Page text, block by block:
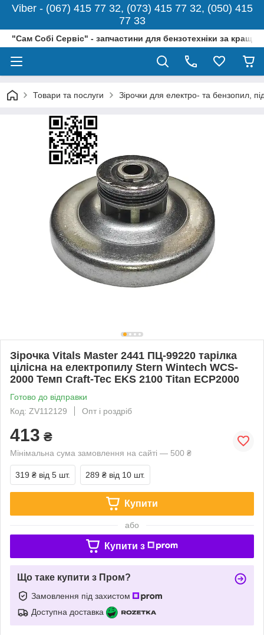
Viber - (067) 415 77 32, (073) 415 77 32, (050) 415
77 33
"Сам Собі Сервіс" - запчастини для бензотехніки за
Товари та послуги Зірочки для електро- та бензопил,
Зірочка Vitals Master 2441 ПЦ-99220 тарілка
цілісна на електропилу Stern Wintech WCS-
2000 Темп Craft-Tec EKS 2100 Titan ECP2000
Готово до відправки
Код: ZV112129
Опт і роздріб
413 ₴
Мінімальна сума замовлення на сайті — 500 ₴
319 ₴ від 5 шт. 289 ₴ від 10 шт.
Купити
або
Купити з
Що таке купити з Пром?
Замовлення під захистом
Доступна доставка